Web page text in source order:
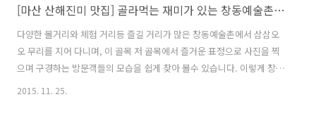
[마산 산해진미 맛집] 골라먹는 재미가 있는 창동예술촌의 맛집 열전!
다양한 볼거리와 체험 거리등 즐길 거리가 많은 창동예술촌에서 삼삼오
오 무리를 지어 다니며, 이 골목 저 골목에서 즐거운 표정으로 사진을 찍
으며 구경하는 방문객들의 모습을 쉽게 찾아 볼수 있습니다. 이렇게 창동
예술촌 구석 구석을 찾아 즐기다 보면 어느새 허기가 집니다. '금강산도
2015. 11. 25.